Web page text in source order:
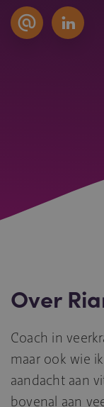
Over
Coach in
maar ook wie
aandacht aan
bovenal aan